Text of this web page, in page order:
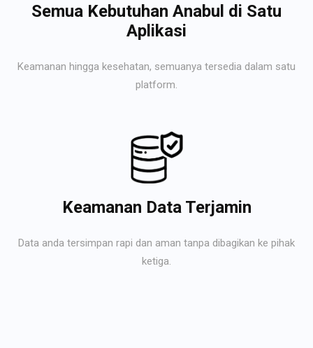
Semua Kebutuhan Anabul di Satu
Aplikasi
Keamanan hingga kesehatan, semuanya tersedia dalam satu
platform.
Keamanan Data Terjamin
Data anda tersimpan rapi dan aman tanpa dibagikan ke pihak
ketiga.